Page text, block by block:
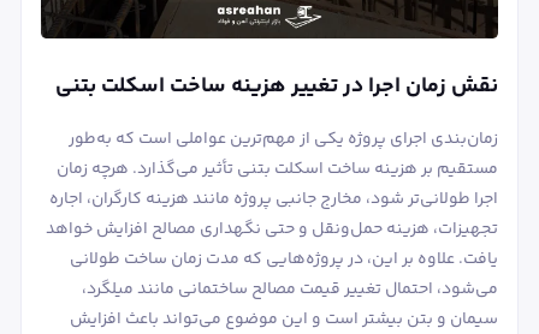
نقش زمان اجرا در تغییر هزینه ساخت اسکلت بتنی
زمان‌بندی اجرای پروژه یکی از مهم‌ترین عواملی است که به‌طور
مستقیم بر هزینه ساخت اسکلت بتنی تأثیر می‌گذارد. هرچه زمان
اجرا طولانی‌تر شود، مخارج جانبی پروژه مانند هزینه کارگران، اجاره
تجهیزات، هزینه حمل‌ونقل و حتی نگهداری مصالح افزایش خواهد
یافت. علاوه بر این، در پروژه‌هایی که مدت زمان ساخت طولانی
می‌شود، احتمال تغییر قیمت مصالح ساختمانی مانند میلگرد،
سیمان و بتن بیشتر است و این موضوع می‌تواند باعث افزایش